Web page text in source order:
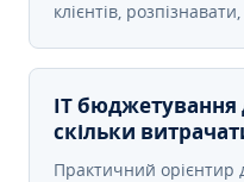
клієнтів,
IT бюджетування
скільки
Практичний орієнтир